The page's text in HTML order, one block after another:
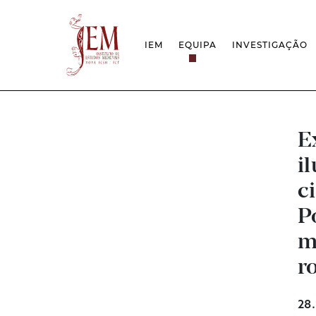
IEM
QUESTÕES DE ASSÉDIO E ÉTICA
EQUIPA INVESTIGAÇÃO
PRÉMIOS &